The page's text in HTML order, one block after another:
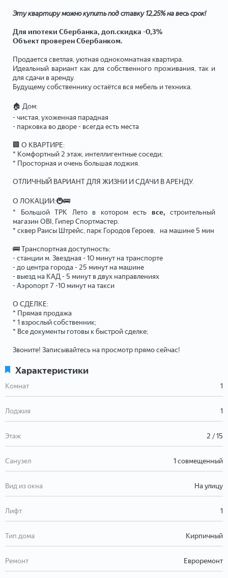
Эту квартиру можно купить под ставку 12,25% на весь срок!
Для ипотеки Сбербанка, доп.скидка -0,3%
Объект проверен Сбербанком.
Продается светлая, уютная однокомнатная квартира.
Идеальный вариант как для собственного проживания, так и
для сдачи в аренду.
Будущему собственнику остаётся вся мебель и техника.
🏠 Дом:
- чистая, ухоженная парадная
- парковка во дворе - всегда есть места
🏢 О КВАРТИРЕ:
* Комфортный 2 этаж, интеллигентные соседи;
* Просторная и очень большая лоджия.
ОТЛИЧНЫЙ ВАРИАНТ ДЛЯ ЖИЗНИ И СДАЧИ В АРЕНДУ.
О ЛОКАЦИИ:🚇🚌
* Большой ТРК Лето в котором есть все, строительный
магазин OBI, Гипер Спортмастер.
* сквер Раисы Штрейс, парк Городов Героев, на машине 5 мин
🚌 Транспортная доступность:
- станции м. Звездная - 10 минут на транспорте
- до центра города - 25 минут на машине
- выезд на КАД - 5 минут в двух направлениях
- Аэропорт 7 -10 минут на такси
О СДЕЛКЕ:
* Прямая продажа
* 1 взрослый собственник;
* Все документы готовы к быстрой сделке;
Звоните! Записывайтесь на просмотр прямо сейчас!
Характеристики
Комнат 1
Лоджия 1
Этаж 2 / 15
Санузел 1 совмещенный
Вид из окна На улицу
Лифт 1
Тип дома Кирпичный
Ремонт Евроремонт